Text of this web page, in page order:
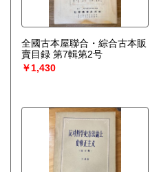
全國古本屋聯合・綜合古本販
賣目録 第7輯第2号
￥1,430